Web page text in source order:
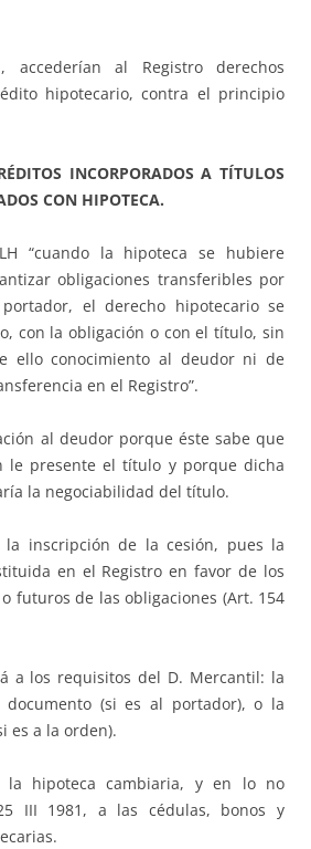
al Registro derechos
hipotecario, contra el principio
INCORPORADOS A TÍTULOS
CON HIPOTECA.
“cuando la hipoteca se hubiere
obligaciones transferibles por
el derecho hipotecario se
con la obligación o con el título, sin
ello conocimiento al deudor ni de
en el Registro”.
al deudor porque éste sabe que
le presente el título y porque dicha
la negociabilidad del título.
la inscripción de la cesión, pues la
en el Registro en favor de los
futuros de las obligaciones (Art. 154
a los requisitos del D. Mercantil: la
(si es al portador), o la
es a la orden).
la hipoteca cambiaria, y en lo no
III 1981, a las cédulas, bonos y